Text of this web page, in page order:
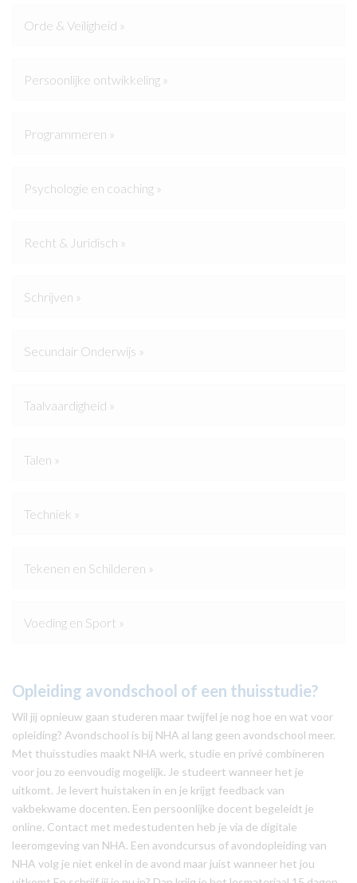
Orde & Veiligheid »
Persoonlijke ontwikkeling »
Programmeren »
Psychologie en coaching »
Recht & Juridisch »
Schrijven »
Secundair Onderwijs »
Taalvaardigheid »
Talen »
Techniek »
Tekenen en Schilderen »
Voeding en Sport »
Opleiding avondschool of een thuisstudie?
Wil jij opnieuw gaan studeren maar twijfel je nog hoe en wat voor
opleiding? Avondschool is bij NHA al lang geen avondschool meer.
Met thuisstudies maakt NHA werk, studie en privé combineren
voor jou zo eenvoudig mogelijk. Je studeert wanneer het je
uitkomt. Je levert huistaken in en je krijgt feedback van
vakbekwame docenten. Een persoonlijke docent begeleidt je
online. Contact met medestudenten heb je via de digitale
leeromgeving van NHA. Een avondcursus of avondopleiding van
NHA volg je niet enkel in de avond maar juist wanneer het jou